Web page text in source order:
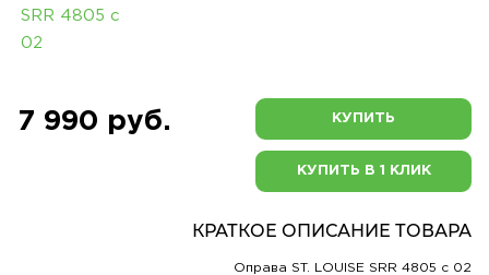
7 990 руб. КУПИТЬ
КУПИТЬ В 1 КЛИК
КРАТКОЕ ОПИСАНИЕ ТОВАРА
Оправа ST. LOUISE SRR 4805 c 02